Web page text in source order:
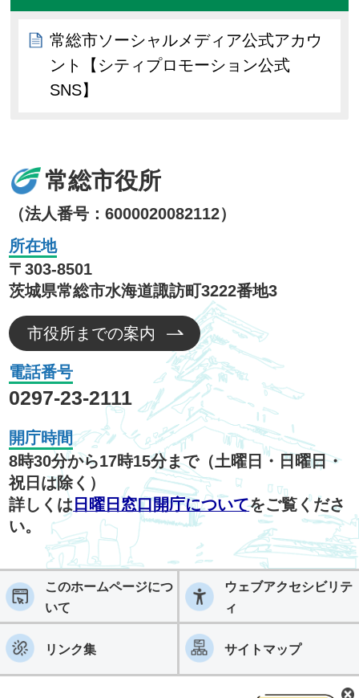
常総市ソーシャルメディア公式アカウ
ント【シティプロモーション公式
SNS】
常総市役所
（法人番号：6000020082112）
所在地
〒303-8501
茨城県常総市水海道諏訪町3222番地3
市役所までの案内
電話番号
0297-23-2111
開庁時間
8時30分から17時15分まで（土曜日・日曜日・
祝日は除く）
詳しくは 日曜日窓口開庁についてをご覧くださ
い。
このホームページにつ
いて
ウェブアクセシビリテ
ィ
リンク集 サイトマップ